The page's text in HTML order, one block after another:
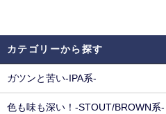
カテゴリーから探す
ガツンと苦い-IPA系-
色も味も深い！-STOUT/BROWN系-